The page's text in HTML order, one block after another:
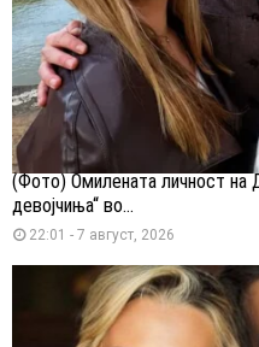
(Фото) Омилената личност на
девојчиња“ во...
22:01 - 7 август, 2026